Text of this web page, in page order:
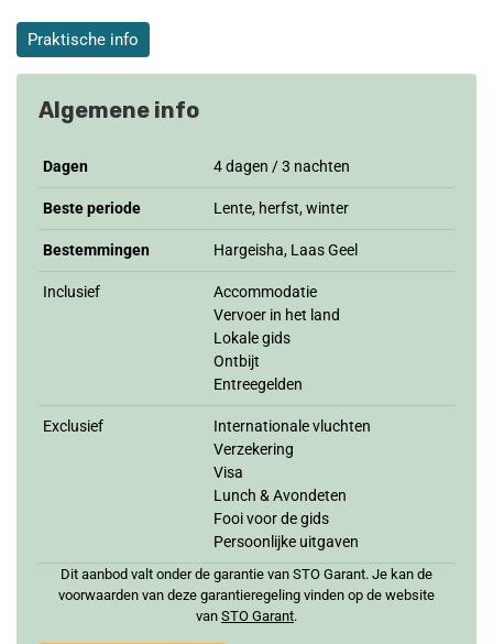
Praktische info
Algemene info
Dagen 4 dagen / 3 nachten
Beste periode Lente, herfst, winter
Bestemmingen Hargeisha, Laas Geel
Inclusief
Accommodatie
Vervoer in het land
Lokale gids
Ontbijt
Entreegelden
Exclusief
Internationale vluchten
Verzekering
Visa
Lunch & Avondeten
Fooi voor de gids
Persoonlijke uitgaven
Dit aanbod valt onder de garantie van STO Garant. Je kan de
voorwaarden van deze garantieregeling vinden op de website
van STO Garant.